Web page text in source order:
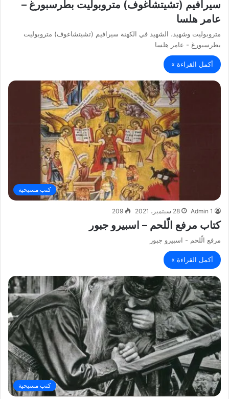
سيرافيم (تشيتشاغوف) متروبوليت بطرسبورغ –
عامر هلسا
متروبوليت وشهيد، الشهيد في الكهنة سيرافيم (تشيتشاغوف) متروبوليت
بطرسبورغ - عامر هلسا
أكمل القراءة »
كتب مسيحية
Admin 1 28 سبتمبر، 2021 209
كتاب مرفع الّلحم – اسبيرو جبور
مرفع الّلحم - اسبيرو جبور
أكمل القراءة »
كتب مسيحية